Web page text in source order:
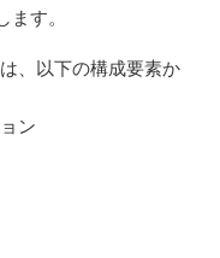
す。
、以下の構成要素か
ン